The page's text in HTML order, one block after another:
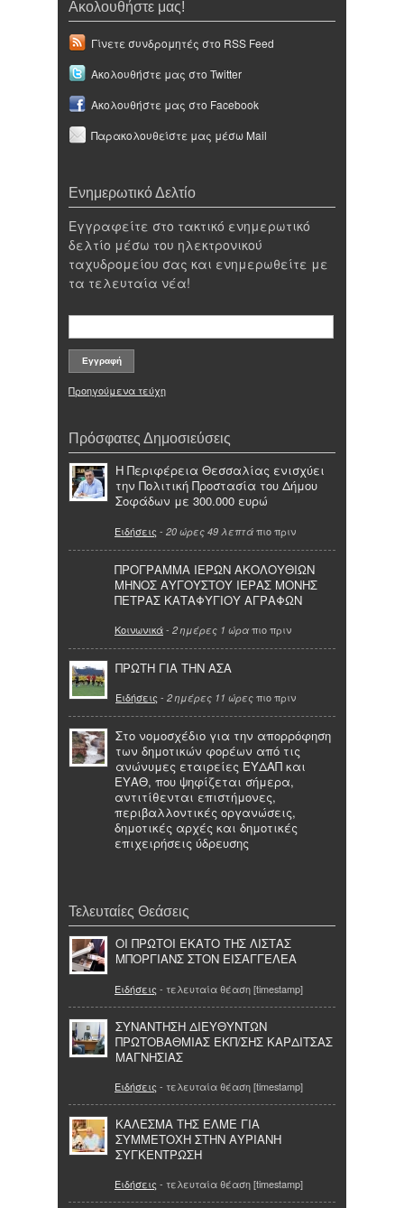
Ακολουθήστε μας!
Γίνετε συνδρομητές στο RSS Feed
Ακολουθήστε μας στο Twitter
Ακολουθήστε μας στο Facebook
Παρακολουθείστε μας μέσω Mail
Ενημερωτικό Δελτίο
Εγγραφείτε στο τακτικό ενημερωτικό
δελτίο μέσω του ηλεκτρονικού
ταχυδρομείου σας και ενημερωθείτε με
τα τελευταία νέα!
Προηγούμενα τεύχη
Πρόσφατες Δημοσιεύσεις
Η Περιφέρεια Θεσσαλίας ενισχύει
την Πολιτική Προστασία του Δήμου
Σοφάδων με 300.000 ευρώ
Ειδήσεις - 20 ώρες 49 λεπτά πιο πριν
ΠΡΟΓΡΑΜΜΑ ΙΕΡΩΝ ΑΚΟΛΟΥΘΙΩΝ
ΜΗΝΟΣ ΑΥΓΟΥΣΤΟΥ ΙΕΡΑΣ ΜΟΝΗΣ
ΠΕΤΡΑΣ ΚΑΤΑΦΥΓΙΟΥ ΑΓΡΑΦΩΝ
Κοινωνικά- 2 ημέρες 1 ώρα πιο πριν
ΠΡΩΤΗ ΓΙΑ ΤΗΝ ΑΣΑ
Ειδήσεις - 2 ημέρες 11 ώρες πιο πριν
Στο νομοσχέδιο για την απορρόφηση
των δημοτικών φορέων από τις
ανώνυμες εταιρείες ΕΥΔΑΠ και
ΕΥΑΘ, που ψηφίζεται σήμερα,
αντιτίθενται επιστήμονες,
περιβαλλοντικές οργανώσεις,
δημοτικές αρχές και δημοτικές
επιχειρήσεις ύδρευσης
Τελευταίες Θεάσεις
ΟΙ ΠΡΩΤΟΙ ΕΚΑΤΟ ΤΗΣ ΛΙΣΤΑΣ
ΜΠΟΡΓΙΑΝΣ ΣΤΟΝ ΕΙΣΑΓΓΕΛΕΑ
Ειδήσεις - τελευταία θέαση [timestamp]
ΣΥΝΑΝΤΗΣΗ ΔΙΕΥΘΥΝΤΩΝ
ΠΡΩΤΟΒΑΘΜΙΑΣ ΕΚΠ/ΣΗΣ ΚΑΡΔΙΤΣΑΣ
ΜΑΓΝΗΣΙΑΣ
Ειδήσεις - τελευταία θέαση [timestamp]
ΚΑΛΕΣΜΑ ΤΗΣ ΕΛΜΕ ΓΙΑ
ΣΥΜΜΕΤΟΧΗ ΣΤΗΝ ΑΥΡΙΑΝΗ
ΣΥΓΚΕΝΤΡΩΣΗ
Ειδήσεις - τελευταία θέαση [timestamp]